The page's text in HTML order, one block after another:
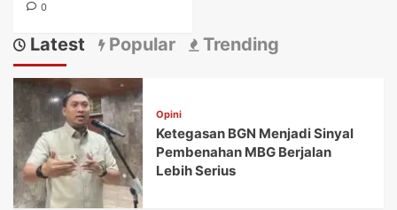
0
Latest Popular Trending
Opini
Ketegasan BGN Menjadi Sinyal
Pembenahan MBG Berjalan
Lebih Serius